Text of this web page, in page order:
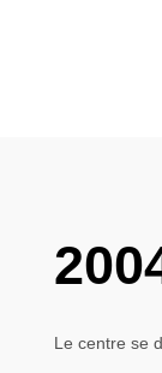
Le centre se